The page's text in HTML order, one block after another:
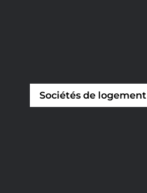
Sociétés de logement